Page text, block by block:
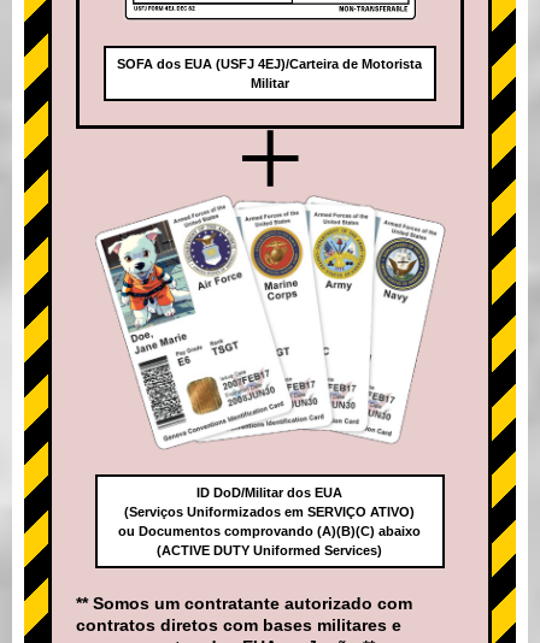
SOFA dos EUA (USFJ 4EJ)/Carteira de Motorista
Militar
+
ID DoD/Militar dos EUA
(Serviços Uniformizados em SERVIÇO ATIVO)
ou Documentos comprovando (A)(B)(C) abaixo
(ACTIVE DUTY Uniformed Services)
** Somos um contratante autorizado com
contratos diretos com bases militares e